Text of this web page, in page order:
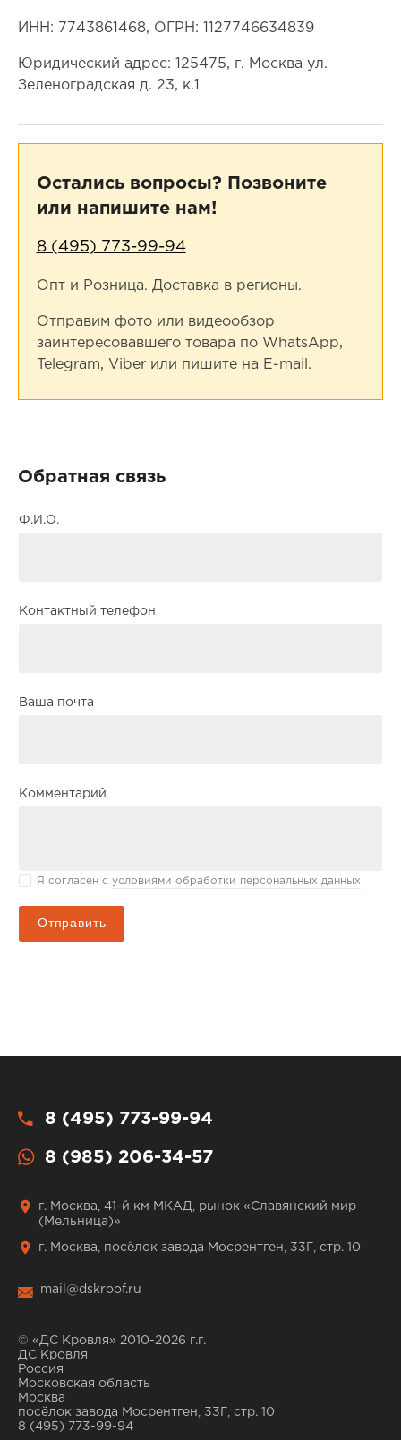
ИНН: 7743861468, ОГРН: 1127746634839
Юридический адрес: 125475, г. Москва ул.
Зеленоградская д. 23, к.1
Остались вопросы? Позвоните
или напишите нам!
8 (495) 773-99-94
Опт и Розница. Доставка в регионы.
Отправим фото или видеообзор
заинтересовавшего товара по WhatsApp,
Telegram, Viber или пишите на E-mail.
Обратная связь
Ф.И.О.
Контактный телефон
Ваша почта
Комментарий
Я согласен сусловиями обработки персональных данных
Отправить
8 (495) 773-99-94
8 (985) 206-34-57
г. Москва, 41-й км МКАД, рынок «Славянский мир
(Мельница)»
г. Москва, посёлок завода Мосрентген, 33Г, стр. 10
mail@dskroof.ru
© «ДС Кровля» 2010-2026 г.г.
ДС Кровля
Россия
Московская область
Москва
посёлок завода Мосрентген, 33Г, стр. 10
8 (495) 773-99-94